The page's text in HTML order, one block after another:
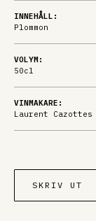
INNEHÅLL:
Plommon
VOLYM:
50cl
VINMAKARE:
Laurent Cazottes
SKRIV UT